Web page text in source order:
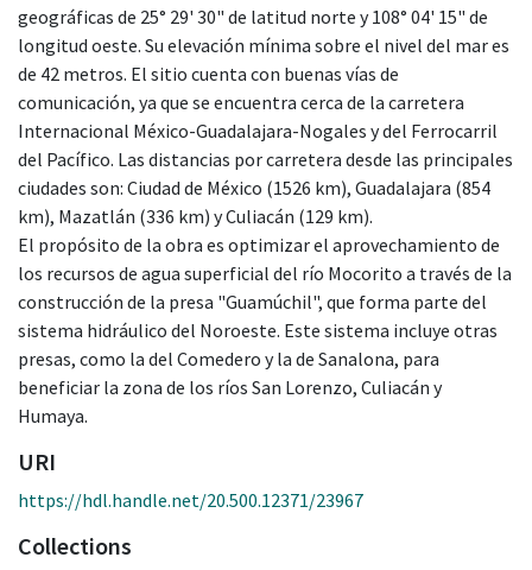
geográficas de 25° 29' 30" de latitud norte y 108° 04' 15" de
longitud oeste. Su elevación mínima sobre el nivel del mar es
de 42 metros. El sitio cuenta con buenas vías de
comunicación, ya que se encuentra cerca de la carretera
Internacional México-Guadalajara-Nogales y del Ferrocarril
del Pacífico. Las distancias por carretera desde las principales
ciudades son: Ciudad de México (1526 km), Guadalajara (854
km), Mazatlán (336 km) y Culiacán (129 km).
El propósito de la obra es optimizar el aprovechamiento de
los recursos de agua superficial del río Mocorito a través de la
construcción de la presa "Guamúchil", que forma parte del
sistema hidráulico del Noroeste. Este sistema incluye otras
presas, como la del Comedero y la de Sanalona, para
beneficiar la zona de los ríos San Lorenzo, Culiacán y
Humaya.
URI
https://hdl.handle.net/20.500.12371/23967
Collections